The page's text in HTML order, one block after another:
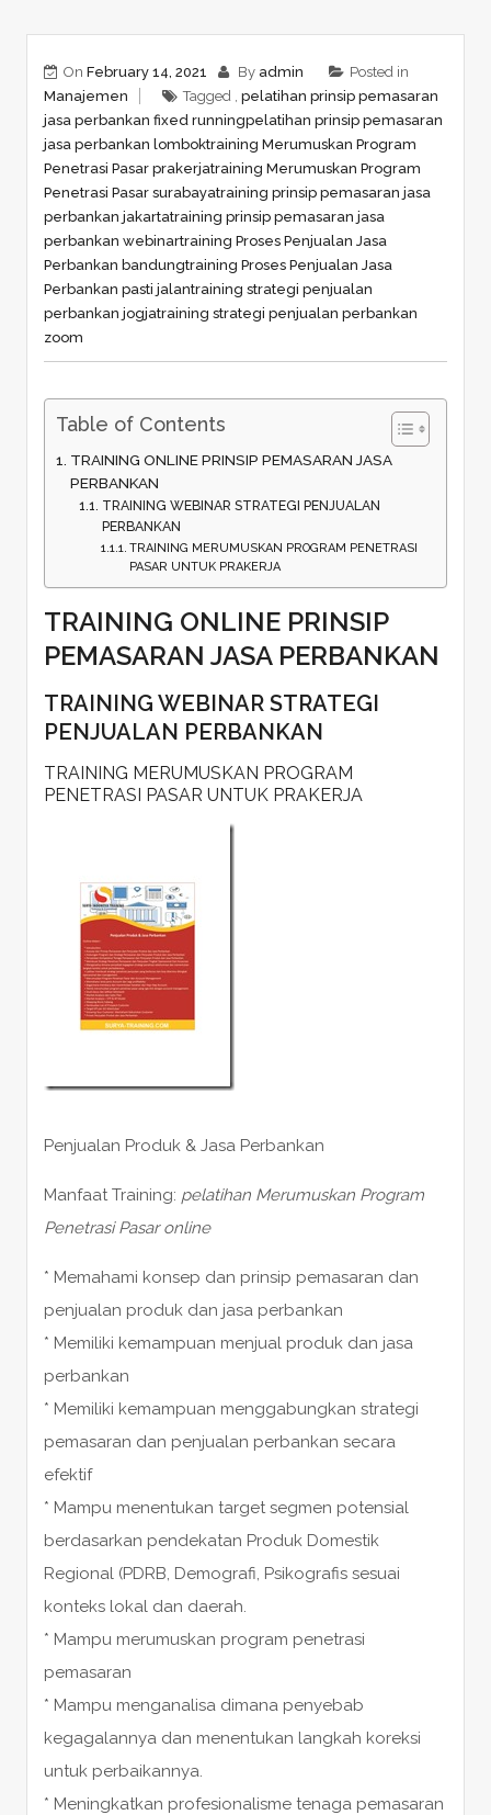
On February 14, 2021 By admin
Posted in
Manajemen
Tagged , pelatihan prinsip pemasaran
jasa perbankan fixed runningpelatihan prinsip pemasaran
jasa perbankan lomboktraining Merumuskan Program
Penetrasi Pasar prakerjatraining Merumuskan Program
Penetrasi Pasar surabayatraining prinsip pemasaran jasa
perbankan jakartatraining prinsip pemasaran jasa
perbankan webinartraining Proses Penjualan Jasa
Perbankan bandungtraining Proses Penjualan Jasa
Perbankan pasti jalantraining strategi penjualan
perbankan jogjatraining strategi penjualan perbankan
zoom
Table of Contents
TRAINING ONLINE PRINSIP PEMASARAN JASA
PERBANKAN
TRAINING WEBINAR STRATEGI PENJUALAN
PERBANKAN
TRAINING MERUMUSKAN PROGRAM PENETRASI
PASAR UNTUK PRAKERJA
TRAINING ONLINE PRINSIP
PEMASARAN JASA PERBANKAN
TRAINING WEBINAR STRATEGI
PENJUALAN PERBANKAN
TRAINING MERUMUSKAN PROGRAM
PENETRASI PASAR UNTUK PRAKERJA
Penjualan Produk & Jasa Perbankan
Manfaat Training: pelatihan Merumuskan Program
Penetrasi Pasar online
* Memahami konsep dan prinsip pemasaran dan
penjualan produk dan jasa perbankan
* Memiliki kemampuan menjual produk dan jasa
perbankan
* Memiliki kemampuan menggabungkan strategi
pemasaran dan penjualan perbankan secara
efektif
* Mampu menentukan target segmen potensial
berdasarkan pendekatan Produk Domestik
Regional (PDRB, Demografi, Psikografis sesuai
konteks lokal dan daerah.
* Mampu merumuskan program penetrasi
pemasaran
* Mampu menganalisa dimana penyebab
kegagalannya dan menentukan langkah koreksi
untuk perbaikannya.
* Meningkatkan profesionalisme tenaga pemasaran